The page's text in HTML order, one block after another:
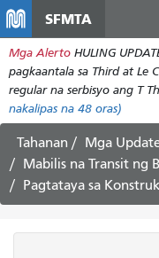
SFMTA
Mga Alerto HULING
pagkaantala sa Third at Le
regular na serbisyo ang T
nakalipas na 48 oras)
Tahanan
Mga
Mabilis na Transit ng
Pagtataya sa Konstruksyon ng Proyekto